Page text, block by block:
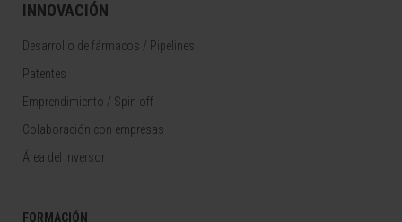
INNOVACIÓN
Desarrollo de fármacos / Pipelines
Patentes
Emprendimiento / Spin off
Colaboración con empresas
Área del Inversor
FORMACIÓN